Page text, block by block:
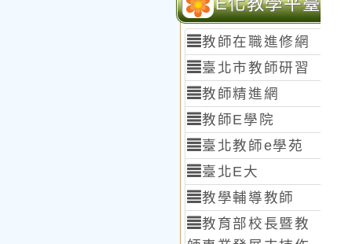
教師在職進修網
臺北市教師研習
教師精進網
教師E學院
臺北教師e學苑
臺北E大
教學輔導教師
教育部校長暨教